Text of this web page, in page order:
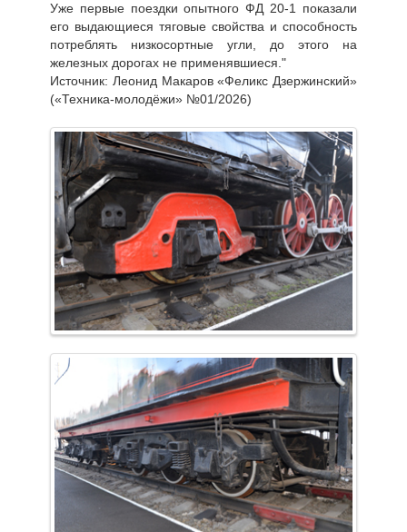
Уже первые поездки опытного ФД 20-1 показали
его выдающиеся тяговые свойства и способность
потреблять низкосортные угли, до этого на
железных дорогах не применявшиеся."
Источник: Леонид Макаров «Феликс Дзержинский»
(«Техника-молодёжи» №01/2026)